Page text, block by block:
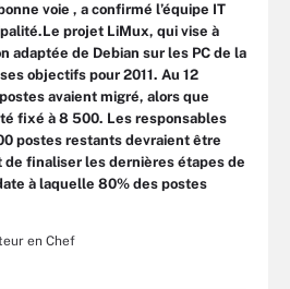
voie , a confirmé l’équipe IT
projet LiMux, qui vise à
adaptée de Debian sur les PC de la
objectifs pour 2011. Au 12
avaient migré, alors que
fixé à 8 500. Les responsables
postes restants devraient être
de finaliser les dernières étapes de
à laquelle 80% des postes
en Chef